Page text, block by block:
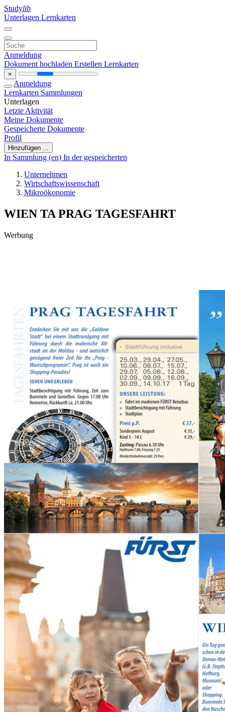
Studylib
Unterlagen Lernkarten
Anmeldung
Dokument hochladen Erstellen Lernkarten
×
Anmeldung
Lernkarten Sammlungen
Unterlagen
Letzte Aktivität
Meine Dokumente
Gespeicherte Dokumente
Profil
Hinzufügen ...
In Sammlung (en) In der gespeicherten
Unternehmen
Wirtschaftswissenschaft
Mikroökonomie
WIEN TA PRAG TAGESFAHRT
Werbung